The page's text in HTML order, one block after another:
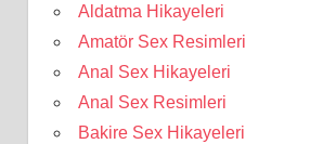
Aldatma Hikayeleri
Amatör Sex Resimleri
Anal Sex Hikayeleri
Anal Sex Resimleri
Bakire Sex Hikayeleri